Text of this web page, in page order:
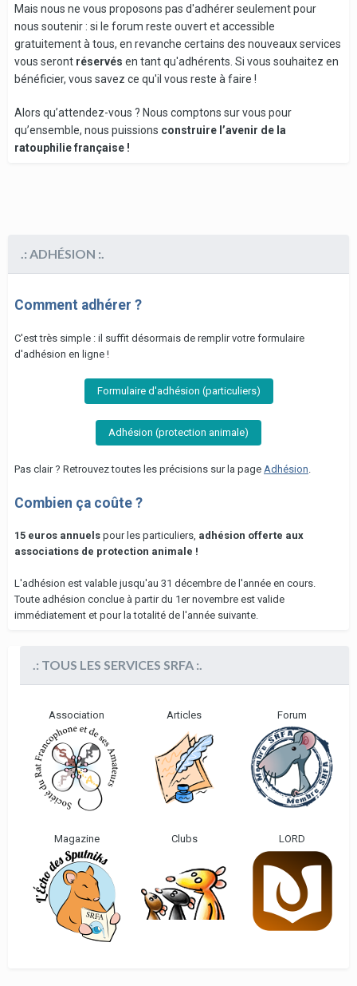
Mais nous ne vous proposons pas d'adhérer seulement pour
nous soutenir : si le forum reste ouvert et accessible
gratuitement à tous, en revanche certains des nouveaux services
vous seront réservés en tant qu'adhérents. Si vous souhaitez en
bénéficier, vous savez ce qu'il vous reste à faire !
Alors qu’attendez-vous ? Nous comptons sur vous pour
qu’ensemble, nous puissions construire l’avenir de la
ratouphilie française !
.: ADHÉSION :.
Comment adhérer ?
C'est très simple : il suffit désormais de remplir votre formulaire
d'adhésion en ligne !
Formulaire d'adhésion (particuliers)
Adhésion (protection animale)
Pas clair ? Retrouvez toutes les précisions sur la page Adhésion
Combien ça coûte ?
15 euros annuels pour les particuliers, adhésion offerte aux
associations de protection animale !
L'adhésion est valable jusqu'au 31 décembre de l'année en cours.
Toute adhésion conclue à partir du 1er novembre est valide
immédiatement et pour la totalité de l'année suivante.
.: TOUS LES SERVICES SRFA :.
Association Articles Forum
Magazine Clubs LORD